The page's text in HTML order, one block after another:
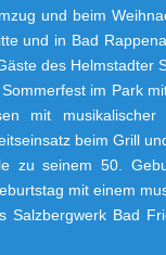
und beim
und in Bad
des Helmstadter
im Park
mit
beim Grill
zu seinem 50.
mit einem
Salzbergwerk Bad